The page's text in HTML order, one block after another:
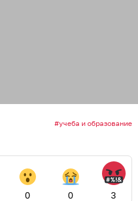
учеба и образование
0 0 3